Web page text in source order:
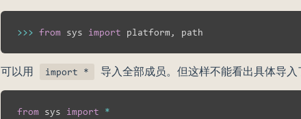
>>> from sys import platform ,
可以用 import * 导入全部成员。但这样不能看出具体导
from sys import *